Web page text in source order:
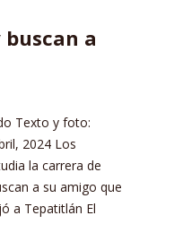
a
Texto y foto:
2024 Los
la carrera de
a su amigo que
a Tepatitlán El